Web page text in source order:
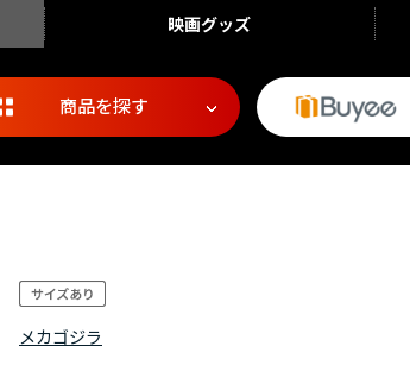
映画グッズ
商品を探す
メカゴジラ